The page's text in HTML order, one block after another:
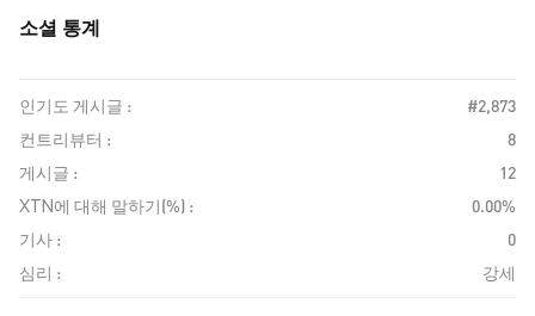
소셜 통계
인기도 게시글 :
#2,873
컨트리뷰터 :
8
게시글 :
12
XTN에 대해 말하기(%) :
0.00%
기사 :
0
심리 :
강세